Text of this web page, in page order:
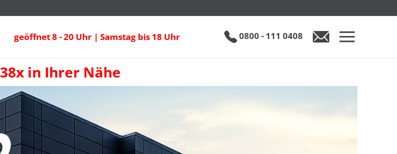
geöffnet 8 - 20 Uhr | Samstag bis 18 Uhr 0800 - 111 0408
38x in Ihrer Nähe